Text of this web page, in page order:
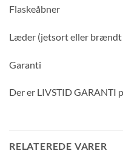
Flaskeåbner
Læder (jetsort eller brændt
Garanti
Der er LIVSTID GARANTI
RELATEREDE VARER